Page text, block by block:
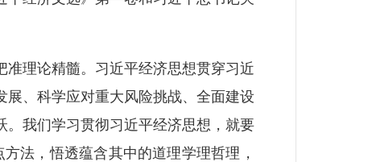
理论精髓。习近平经济思想贯穿习近
、科学应对重大风险挑战、全面建设
我们学习贯彻习近平经济思想，就要
法，悟透蕴含其中的道理学理哲理，